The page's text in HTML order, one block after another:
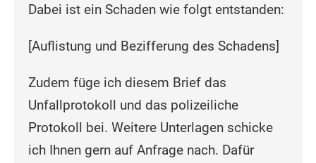
Dabei ist ein Schaden wie folgt entstanden:
[Auflistung und Bezifferung des Schadens]
Zudem füge ich diesem Brief das
Unfallprotokoll und das polizeiliche
Protokoll bei. Weitere Unterlagen schicke
ich Ihnen gern auf Anfrage nach. Dafür